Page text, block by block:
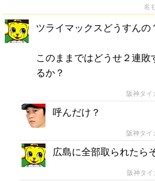
名
ツライマックスどうすんの
このままではどうせ２連
るか？
阪神タイ
呼んだけ？
阪神タイ
広島に全部取られたら
阪神タイ